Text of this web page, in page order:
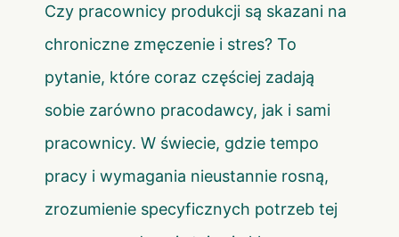
Czy pracownicy produkcji są skazani na
chroniczne zmęczenie i stres? To
pytanie, które coraz częściej zadają
sobie zarówno pracodawcy, jak i sami
pracownicy. W świecie, gdzie tempo
pracy i wymagania nieustannie rosną,
zrozumienie specyficznych potrzeb tej